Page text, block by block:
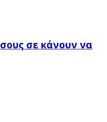
σε κάνουν να